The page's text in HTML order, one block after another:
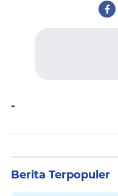
-
Berita Terpopuler